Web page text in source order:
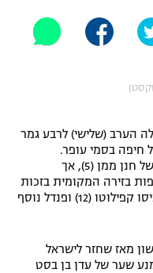
הערב (שלישי) לרבע גמר
על הפועל חיפה בסמי עופר.
הצהובים נקלעו לפיגור מוקדם משער של חנן ממן (5), אך
ניצחון מספר 12 ברציפות בזירה המקומית בזכות
פנדל של טל בן חיים (7), גול עצמי של ניסו קפילוטו (12) ופנדל נוסף
שערו הראשון מאז שחזר לישראל
שער של עדן בן בסט